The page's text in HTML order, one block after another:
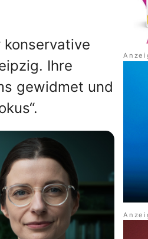
Ihre
gewidmet und